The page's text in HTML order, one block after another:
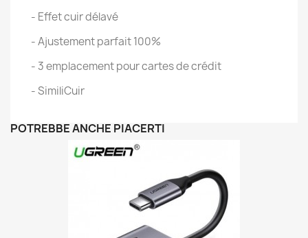
- Effet cuir délavé
- Ajustement parfait 100%
- 3 emplacement pour cartes de crédit
- SimiliCuir
POTREBBE ANCHE PIACERTI